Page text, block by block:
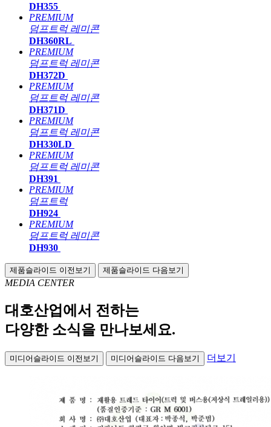
DH355
PREMIUM
덤프트럭 레미콘
DH360RL
PREMIUM
덤프트럭 레미콘
DH372D
PREMIUM
덤프트럭 레미콘
DH371D
PREMIUM
덤프트럭 레미콘
DH330LD
PREMIUM
덤프트럭 레미콘
DH391
PREMIUM
덤프트럭
DH924
PREMIUM
덤프트럭 레미콘
DH930
제품슬라이드 이전보기 제품슬라이드 다음보기
MEDIA CENTER
대호산업에서 전하는
다양한 소식을 만나보세요.
미디어슬라이드 이전보기 미디어슬라이드 다음보기 더보기